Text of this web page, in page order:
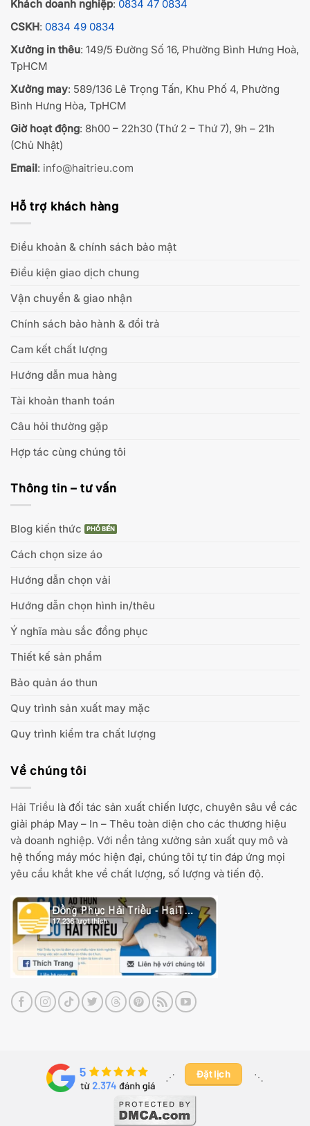
Khách doanh nghiệp: 0834 47 0834
CSKH: 0834 49 0834
Xưởng in thêu: 149/5 Đường Số 16, Phường Bình Hưng Hoà,
TpHCM
Xưởng may: 589/136 Lê Trọng Tấn, Khu Phố 4, Phường
Bình Hưng Hòa, TpHCM
Giờ hoạt động: 8h00 – 22h30 (Thứ 2 – Thứ 7), 9h – 21h
(Chủ Nhật)
Email: info@haitrieu.com
Hỗ trợ khách hàng
Điều khoản & chính sách bảo mật
Điều kiện giao dịch chung
Vận chuyển & giao nhận
Chính sách bảo hành & đổi trả
Cam kết chất lượng
Hướng dẫn mua hàng
Tài khoản thanh toán
Câu hỏi thường gặp
Hợp tác cùng chúng tôi
Thông tin – tư vấn
Blog kiến thức
Cách chọn size áo
Hướng dẫn chọn vải
Hướng dẫn chọn hình in/thêu
Ý nghĩa màu sắc đồng phục
Thiết kế sản phẩm
Bảo quản áo thun
Quy trình sản xuất may mặc
Quy trình kiểm tra chất lượng
Về chúng tôi
Hải Triều là đối tác sản xuất chiến lược, chuyên sâu về các
giải pháp May – In – Thêu toàn diện cho các thương hiệu
và doanh nghiệp. Với nền tảng xưởng sản xuất quy mô và
hệ thống máy móc hiện đại, chúng tôi tự tin đáp ứng mọi
yêu cầu khắt khe về chất lượng, số lượng và tiến độ.
⋰ ​ Đặt lịch ⋱